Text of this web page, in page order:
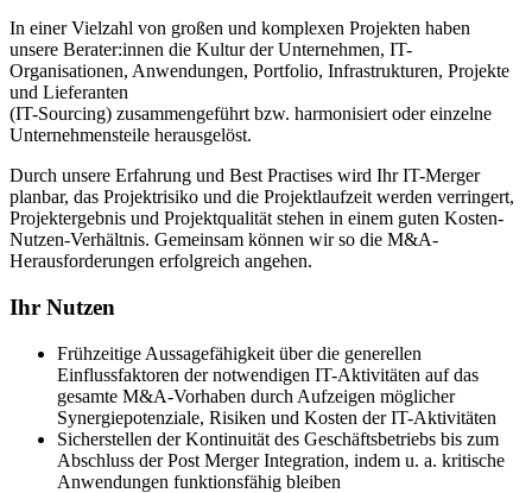
In einer Vielzahl von großen und komplexen Projekten haben
unsere Berater:innen die Kultur der Unternehmen, IT-
Organisationen, Anwendungen, Portfolio, Infrastrukturen, Projekte
und Lieferanten
(IT-Sourcing) zusammengeführt bzw. harmonisiert oder einzelne
Unternehmensteile herausgelöst.
Durch unsere Erfahrung und Best Practises wird Ihr IT-Merger
planbar, das Projektrisiko und die Projektlaufzeit werden verringert,
Projektergebnis und Projektqualität stehen in einem guten Kosten-
Nutzen-Verhältnis. Gemeinsam können wir so die M&A-
Herausforderungen erfolgreich angehen.
Ihr Nutzen
Frühzeitige Aussagefähigkeit über die generellen
Einflussfaktoren dernotwendigen IT-Aktivitäten auf das
gesamte M&A-Vorhaben durch Aufzeigen möglicher
Synergiepotenziale, Risiken und Kosten der IT-Aktivitäten
Sicherstellen der Kontinuität des Geschäftsbetriebs bis zum
Abschluss der Post Merger Integration, indem u. a. kritische
Anwendungen funktionsfähig bleiben